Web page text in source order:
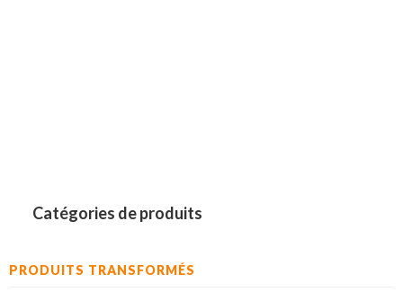
Catégories de produits
PRODUITS TRANSFORMÉS